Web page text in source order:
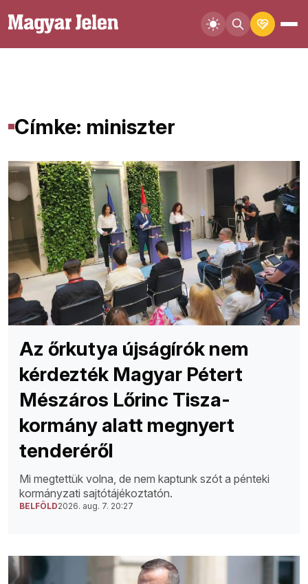
Címke: miniszter
Az őrkutya újságírók nem
kérdezték Magyar Pétert
Mészáros Lőrinc Tisza-
kormány alatt megnyert
tenderéről
Mi megtettük volna, de nem kaptunk szót a pénteki
kormányzati sajtótájékoztatón.
BELFÖLD2026. aug. 7. 20:27